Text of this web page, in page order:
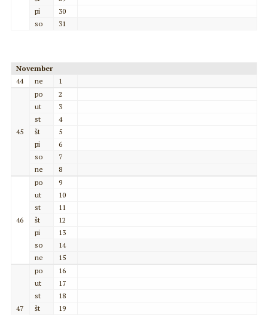
pi
30
so
31
November
44
ne 1
45
po
2
ut
3
st
4
št
5
pi
6
so
7
ne
8
46
po
9
ut
10
st
11
št
12
pi
13
so
14
ne
15
47
po
16
ut
17
st
18
št
19